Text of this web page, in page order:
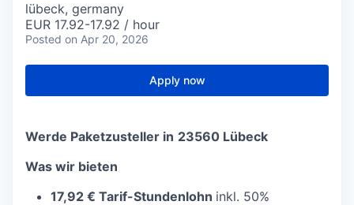
lübeck, germany
EUR 17.92-17.92 / hour
Posted on Apr 20, 2026
Apply now
Werde Paketzusteller in 23560 Lübeck
Was wir bieten
17,92 € Tarif-Stundenlohn inkl. 50%